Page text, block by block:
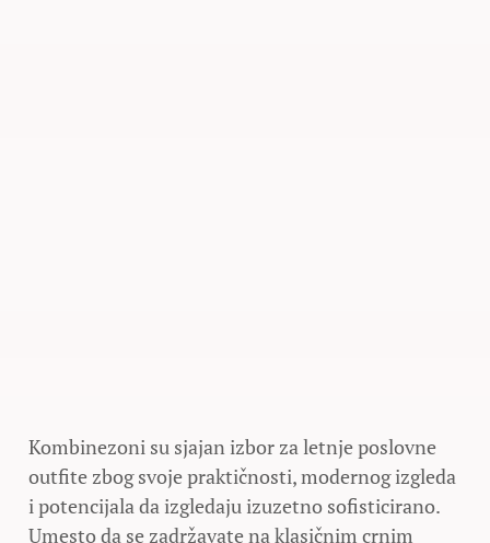
Kombinezoni su sjajan izbor za letnje poslovne
outfite zbog svoje praktičnosti, modernog izgleda
i potencijala da izgledaju izuzetno sofisticirano.
Umesto da se zadržavate na klasičnim crnim